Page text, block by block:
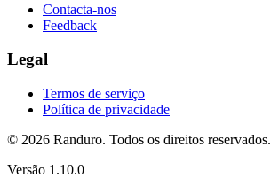
Contacta-nos
Feedback
Legal
Termos de serviço
Política de privacidade
© 2026 Randuro. Todos os direitos reservados.
Versão 1.10.0